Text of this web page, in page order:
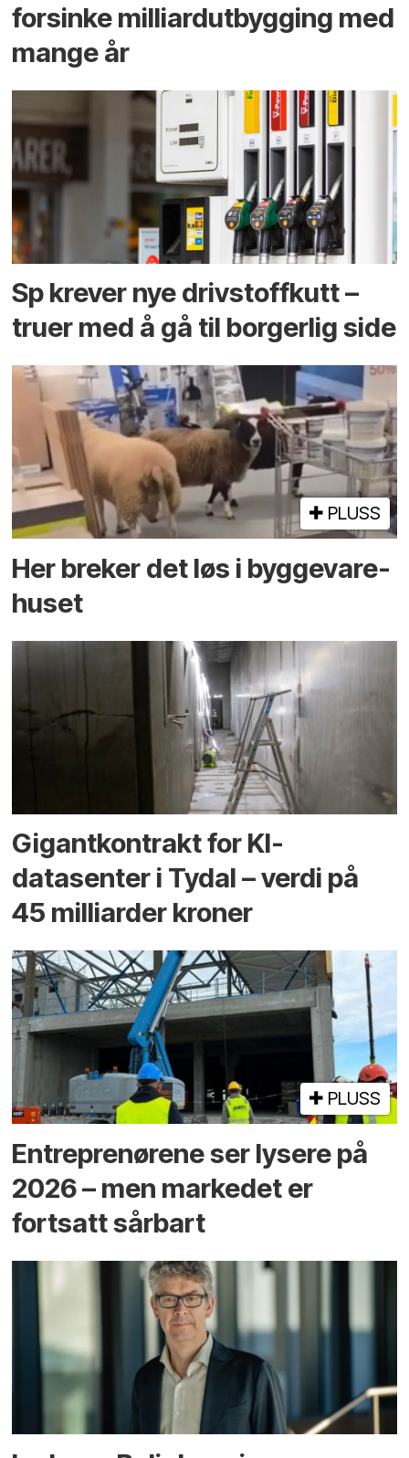
forsinke milliard­utbygging med
mange år
Sp krever nye drivstoffkutt –
truer med å gå til borgerlig side
PLUSS
Her breker det løs i bygge­vare­
huset
Gigantkontrakt for KI-
datasenter i Tydal – verdi på
45 milliarder kroner
PLUSS
Entreprenørene ser lysere på
2026 – men markedet er
fortsatt sårbart